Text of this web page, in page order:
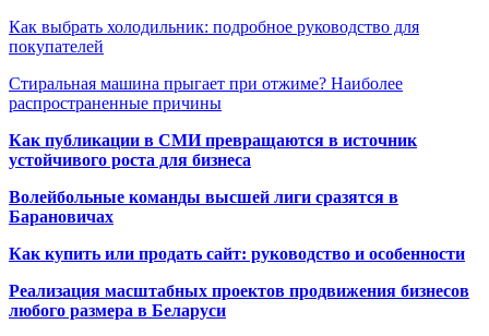
Как выбрать холодильник: подробное руководство для
покупателей
Стиральная машина прыгает при отжиме? Наиболее
распространенные причины
Как публикации в СМИ превращаются в источник
устойчивого роста для бизнеса
Волейбольные команды высшей лиги сразятся в
Барановичах
Как купить или продать сайт: руководство и особенности
Реализация масштабных проектов продвижения бизнесов
любого размера в Беларуси